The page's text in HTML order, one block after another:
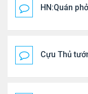
HN:Quán
Cựu Thủ